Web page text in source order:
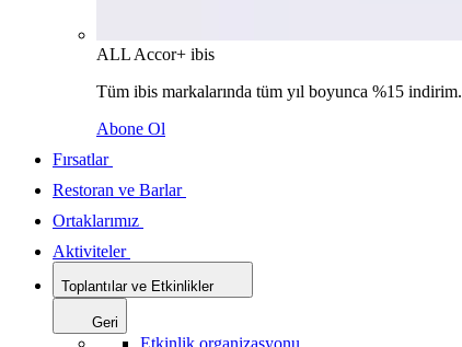
ALL Accor+ ibis
Tüm ibis markalarında tüm yıl boyunca %15 indirim.
Abone Ol
Fırsatlar
Restoran ve Barlar
Ortaklarımız
Aktiviteler
Toplantılar ve Etkinlikler
Geri
Etkinlik organizasyonu